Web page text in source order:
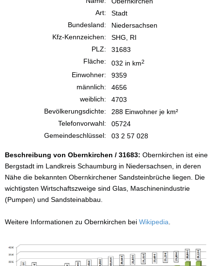
Art:
Stadt
Bundesland:
Niedersachsen
Kfz-Kennzeichen:
SHG, RI
PLZ:
31683
Fläche:
032 in km2
Einwohner:
9359
männlich:
4656
weiblich:
4703
Bevölkerungsdichte:
288 Einwohner je km²
Telefonvorwahl:
05724
Gemeindeschlüssel:
03 2 57 028
Beschreibung von Obernkirchen / 31683: Obernkirchen ist eine
Bergstadt im Landkreis Schaumburg in Niedersachsen, in deren
Nähe die bekannten Obernkirchener Sandsteinbrüche liegen. Die
wichtigsten Wirtschaftszweige sind Glas, Maschinenindustrie
(Pumpen) und Sandsteinabbau.
Weitere Informationen zu Obernkirchen bei Wikipedia